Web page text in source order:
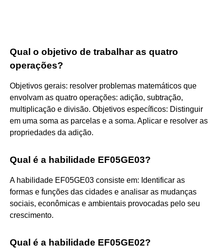
Qual o objetivo de trabalhar as quatro
operações?
Objetivos gerais: resolver problemas matemáticos que
envolvam as quatro operações: adição, subtração,
multiplicação e divisão. Objetivos específicos: Distinguir
em uma soma as parcelas e a soma. Aplicar e resolver as
propriedades da adição.
Qual é a habilidade EF05GE03?
A habilidade EF05GE03 consiste em: Identificar as
formas e funções das cidades e analisar as mudanças
sociais, econômicas e ambientais provocadas pelo seu
crescimento.
Qual é a habilidade EF05GE02?